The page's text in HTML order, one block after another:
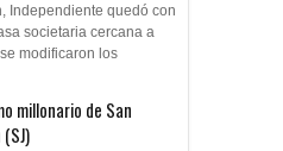
Independiente quedó con
societaria cercana a
modificaron los
millonario de San